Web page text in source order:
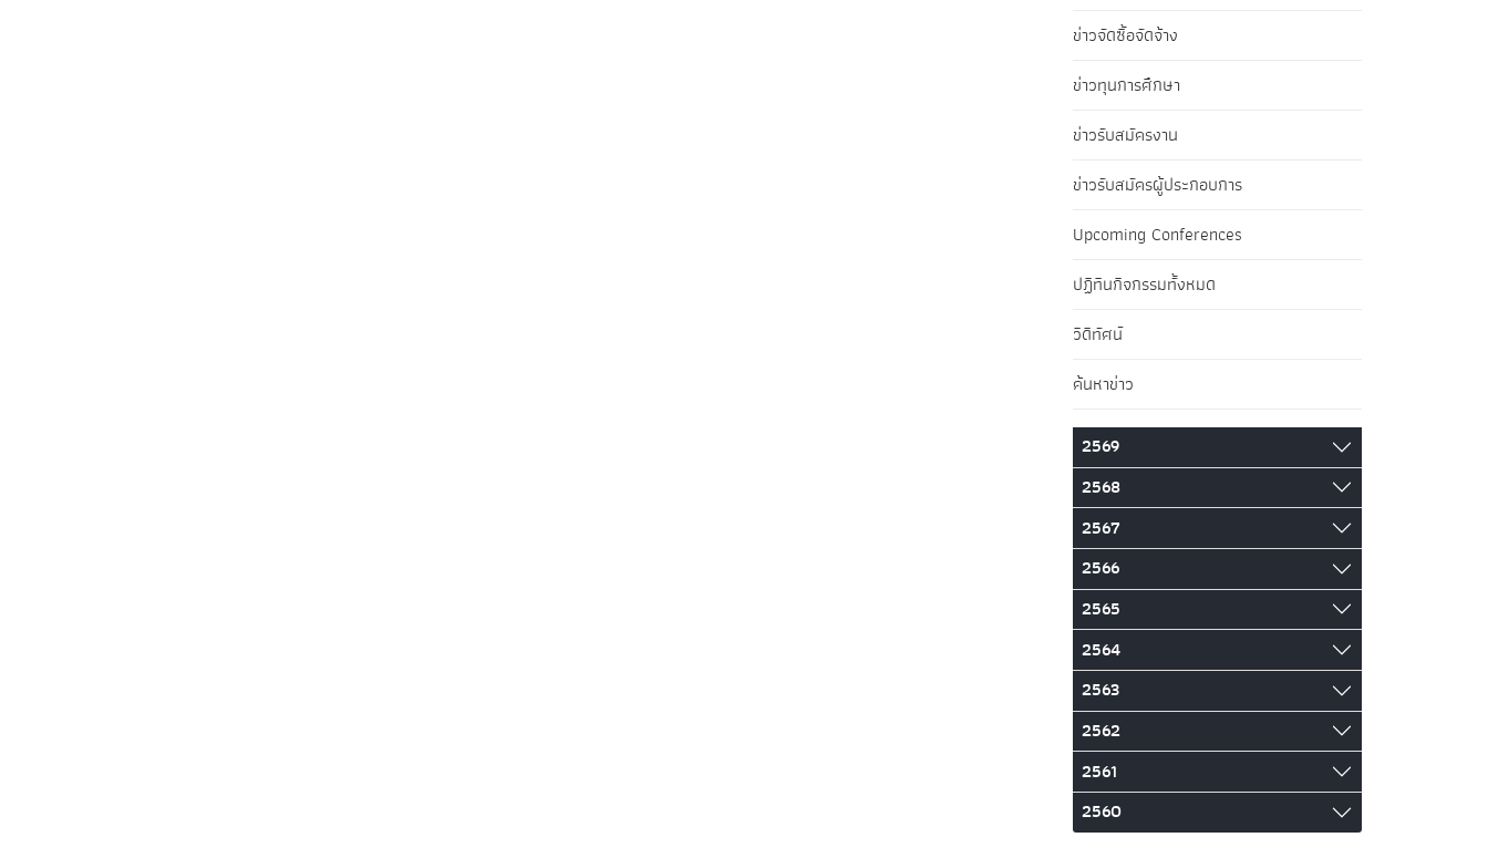
ข่าวจัดซื้อจัดจ้าง
ข่าวทุนการศึกษา
ข่าวรับสมัครงาน
ข่าวรับสมัครผู้ประกอบการ
Upcoming Conferences
ปฏิทินกิจกรรมทั้งหมด
วิดีทัศน์
ค้นหาข่าว
2569
2568
2567
2566
2565
2564
2563
2562
2561
2560